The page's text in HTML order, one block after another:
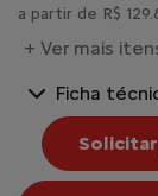
a partir de R$
+ Ver mais
Ficha